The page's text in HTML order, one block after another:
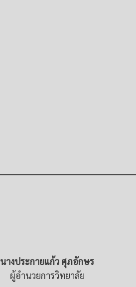
นางประกายแก้ว ศุภอักษร
ผู้อำนวยการวิทยาลัย